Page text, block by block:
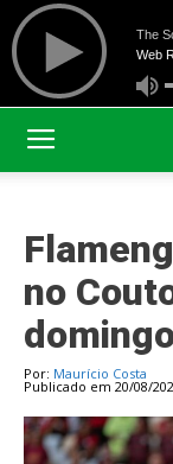
no
Por: Maurício Costa
Publicado em 20/08/